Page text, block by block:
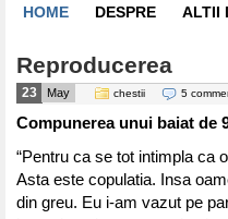
HOME DESPRE ALTII
Reproducerea
23 May chestii 5
Compunerea unui baiat de
“Pentru ca se tot intimpla ca
Asta este copulatia. Insa
din greu. Eu i-am vazut pe